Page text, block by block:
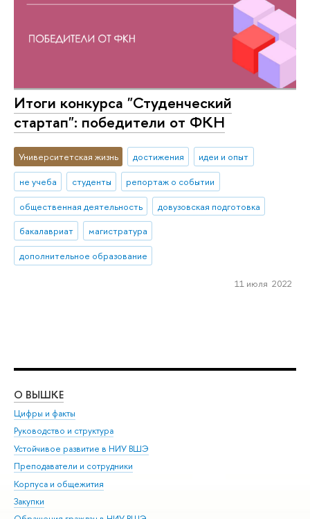
Итоги конкурса "Студенческий
стартап": победители от ФКН
Университетская жизнь достижения
идеи и опыт
не учеба
студенты
репортаж о событии
общественная деятельность
довузовская подготовка
бакалавриат
магистратура
дополнительное образование
11 июля 2022
О ВЫШКЕ
Цифры и факты
Руководство и структура
Устойчивое развитие в НИУ ВШЭ
Преподаватели и сотрудники
Корпуса и общежития
Закупки